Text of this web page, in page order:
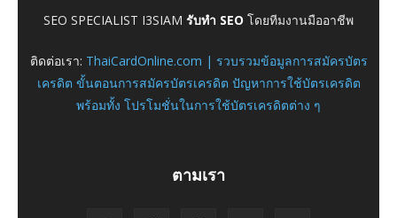
SEO SPECIALIST I3SIAM รับทำ SEO โดยทีมงานมืออาชีพ
ติดต่อเรา: ThaiCardOnline.com | รวบรวมข้อมูลการสมัครบัตร
เครดิต ขั้นตอนการสมัครบัตรเครดิต ปัญหาการใช้บัตรเครดิต
พร้อมทั้ง โปรโมชั่นในการใช้บัตรเครดิตต่าง ๆ
ตามเรา